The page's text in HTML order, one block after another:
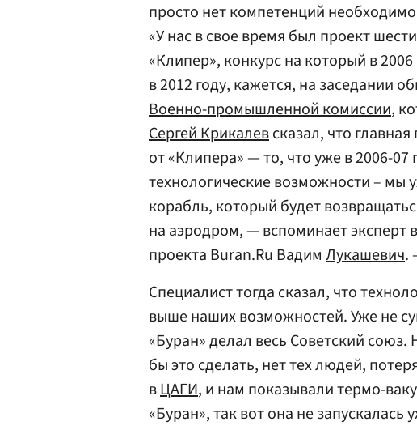
просто нет компетенций
«У нас в свое время был проект
«Клипер», конкурс на который в
в 2012 году, кажется, на заседании
Военно-промышленной комиссии,
Сергей Крикалевсказал, что
от «Клипера» — то, что уже в 2006-
технологические возможности – мы
корабль, который будет
на аэродром, — вспоминает эксперт
проекта Buran.Ru Вадим Лукашевич.
Специалист тогда сказал, что
выше наших возможностей. Уже не
«Буран» делал весь Советский
бы это сделать, нет тех людей,
вЦАГИ, и нам показывали термо-
«Буран», так вот она не запускалась